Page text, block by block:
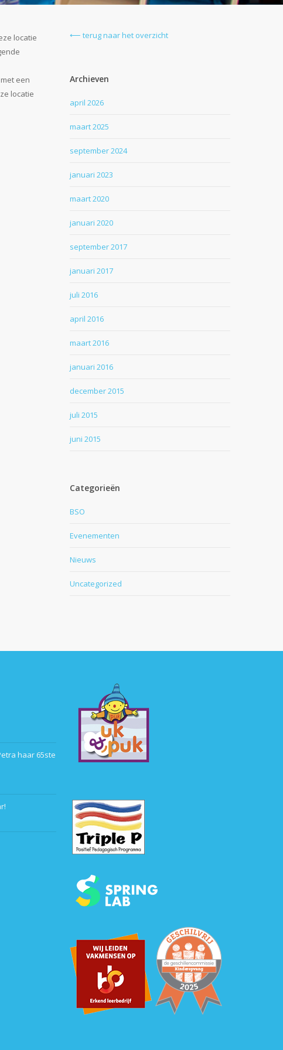
locatie
een
locatie
⟵ terug naar het overzicht
Archieven
april 2026
maart 2025
september 2024
januari 2023
maart 2020
januari 2020
september 2017
januari 2017
juli 2016
april 2016
maart 2016
januari 2016
december 2015
juli 2015
juni 2015
Categorieën
BSO
Evenementen
Nieuws
Uncategorized
haar 65ste